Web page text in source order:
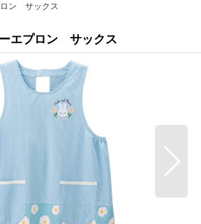
ロン サックス
エプロン サックス